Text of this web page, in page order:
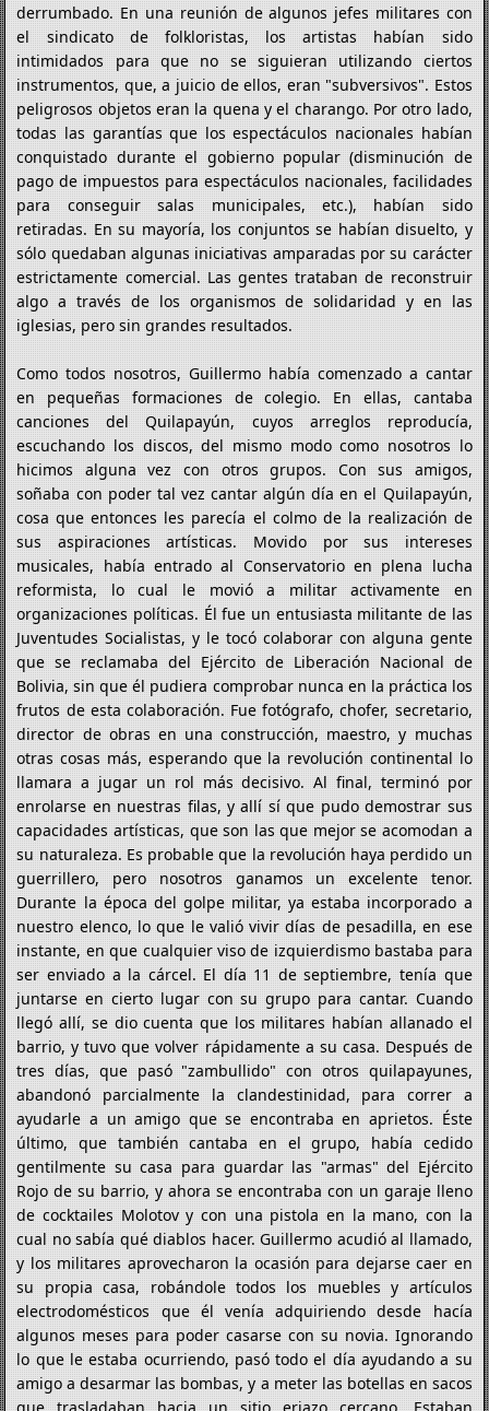
derrumbado. En una reunión de algunos jefes militares con
el sindicato de folkloristas, los artistas habían sido
intimidados para que no se siguieran utilizando ciertos
instrumentos, que, a juicio de ellos, eran "subversivos". Estos
peligrosos objetos eran la quena y el charango. Por otro lado,
todas las garantías que los espectáculos nacionales habían
conquistado durante el gobierno popular (disminución de
pago de impuestos para espectáculos nacionales, facilidades
para conseguir salas municipales, etc.), habían sido
retiradas. En su mayoría, los conjuntos se habían disuelto, y
sólo quedaban algunas iniciativas amparadas por su carácter
estrictamente comercial. Las gentes trataban de reconstruir
algo a través de los organismos de solidaridad y en las
iglesias, pero sin grandes resultados.
Como todos nosotros, Guillermo había comenzado a cantar
en pequeñas formaciones de colegio. En ellas, cantaba
canciones del Quilapayún, cuyos arreglos reproducía,
escuchando los discos, del mismo modo como nosotros lo
hicimos alguna vez con otros grupos. Con sus amigos,
soñaba con poder tal vez cantar algún día en el Quilapayún,
cosa que entonces les parecía el colmo de la realización de
sus aspiraciones artísticas. Movido por sus intereses
musicales, había entrado al Conservatorio en plena lucha
reformista, lo cual le movió a militar activamente en
organizaciones políticas. Él fue un entusiasta militante de las
Juventudes Socialistas, y le tocó colaborar con alguna gente
que se reclamaba del Ejército de Liberación Nacional de
Bolivia, sin que él pudiera comprobar nunca en la práctica los
frutos de esta colaboración. Fue fotógrafo, chofer, secretario,
director de obras en una construcción, maestro, y muchas
otras cosas más, esperando que la revolución continental lo
llamara a jugar un rol más decisivo. Al final, terminó por
enrolarse en nuestras filas, y allí sí que pudo demostrar sus
capacidades artísticas, que son las que mejor se acomodan a
su naturaleza. Es probable que la revolución haya perdido un
guerrillero, pero nosotros ganamos un excelente tenor.
Durante la época del golpe militar, ya estaba incorporado a
nuestro elenco, lo que le valió vivir días de pesadilla, en ese
instante, en que cualquier viso de izquierdismo bastaba para
ser enviado a la cárcel. El día 11 de septiembre, tenía que
juntarse en cierto lugar con su grupo para cantar. Cuando
llegó allí, se dio cuenta que los militares habían allanado el
barrio, y tuvo que volver rápidamente a su casa. Después de
tres días, que pasó "zambullido" con otros quilapayunes,
abandonó parcialmente la clandestinidad, para correr a
ayudarle a un amigo que se encontraba en aprietos. Éste
último, que también cantaba en el grupo, había cedido
gentilmente su casa para guardar las "armas" del Ejército
Rojo de su barrio, y ahora se encontraba con un garaje lleno
de cocktailes Molotov y con una pistola en la mano, con la
cual no sabía qué diablos hacer. Guillermo acudió al llamado,
y los militares aprovecharon la ocasión para dejarse caer en
su propia casa, robándole todos los muebles y artículos
electrodomésticos que él venía adquiriendo desde hacía
algunos meses para poder casarse con su novia. Ignorando
lo que le estaba ocurriendo, pasó todo el día ayudando a su
amigo a desarmar las bombas, y a meter las botellas en sacos